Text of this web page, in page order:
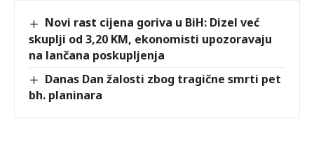
Novi rast cijena goriva u BiH: Dizel već
skuplji od 3,20 KM, ekonomisti upozoravaju
na lančana poskupljenja
Danas Dan žalosti zbog tragične smrti pet
bh. planinara